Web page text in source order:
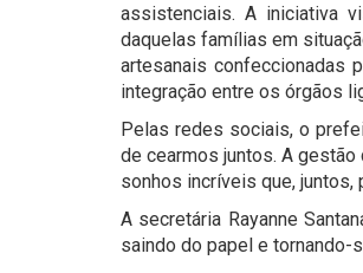
assistenciais. A iniciativa
daquelas famílias em
artesanais confeccionadas
integração entre os órgãos
Pelas redes sociais, o
de cearmos juntos. A
sonhos incríveis que, juntos,
A secretária Rayanne
saindo do papel e tornando-